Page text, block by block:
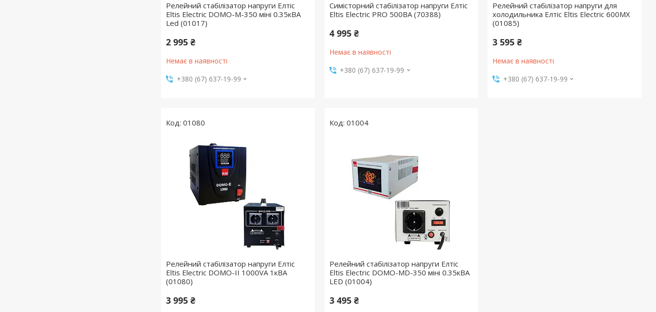
Релейний стабілізатор напруги Елтіс
Eltis Electric DOMO-M-350 міні 0.35кВА
Led (01017)
2 995 ₴
Немає в наявності
+380 (67) 637-19-99
Симісторний стабілізатор напруги Елтіс
Eltis Electric PRO 500ВА (70388)
4 995 ₴
Немає в наявності
+380 (67) 637-19-99
Релейний стабілізатор напруги для
холодильника Елтіс Eltis Electric 600MX
(01085)
3 595 ₴
Немає в наявності
+380 (67) 637-19-99
01080
Релейний стабілізатор напруги Елтіс
Eltis Electric DOMO-II 1000VA 1кВА
(01080)
3 995 ₴
01004
Релейний стабілізатор напруги Елтіс
Eltis Electric DOMO-MD-350 міні 0.35кВА
LED (01004)
3 495 ₴